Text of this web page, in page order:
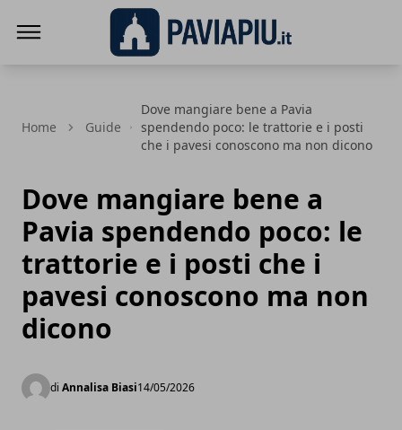
Home Guide
Dove mangiare bene a Pavia
spendendo poco: le trattorie e i posti
che i pavesi conoscono ma non dicono
Dove mangiare bene a
Pavia spendendo poco: le
trattorie e i posti che i
pavesi conoscono ma non
dicono
di Annalisa Biasi14/05/2026